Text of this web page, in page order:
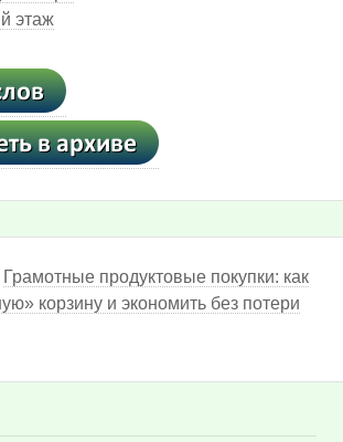
этаж
Грамотные продуктовые покупки: как
корзину и экономить без потери